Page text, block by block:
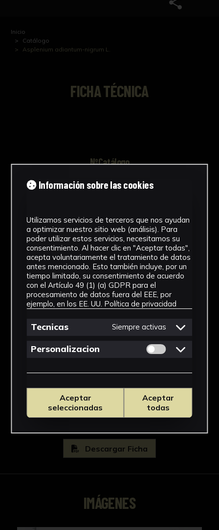
Inicio
Catálogo
Asplenium adiantum-nigrum L.
FICHA TÉCNICA
NºCatálogo
FHEB-03616
Muestra Botánica
Cronología
SF
Fondo
Fondo Herbario
Descargar Ficha
IMÁGENES
Información sobre las cookies
Utilizamos servicios de terceros que nos ayudan
a optimizar nuestro sitio web (análisis). Para
poder utilizar estos servicios, necesitamos su
consentimiento. Al hacer clic en "Aceptar todas",
acepta voluntariamente el tratamiento de datos
antes mencionado. Esto también incluye, por un
tiempo limitado, su consentimiento de acuerdo
con el Artículo 49 (1) (a) GDPR para el
procesamiento de datos fuera del EEE, por
ejemplo, en los EE. UU. Política de privacidad
Tecnicas Siempre activas
Personalizacion Permitir cookies
Aceptar
seleccionadas
Aceptar
todas